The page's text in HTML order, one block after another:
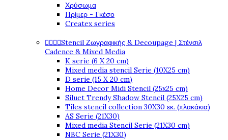
Χρύσωμα
Πρίμερ - Γκέσο
Createx series
Stencil Ζωγραφικής & Decoupage | Στένσιλ
Cadence & Mixed Media
K serie (6 X 20 cm)
Mixed media stencil Serie (10X25 cm)
D serie (15 X 20 cm)
Home Decor Midi Stencil (25x25 cm)
Siluet Trendy Shadow Stencil (25X25 cm)
Tiles stencil collection 30X30 εκ. (πλακάκια)
AS Serie (21X30)
Mixed media Stencil Serie (21X30 cm)
NBC Serie (21X30)